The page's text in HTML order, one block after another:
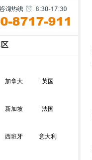
加拿大 英国
新加坡 法国
西班牙 意大利